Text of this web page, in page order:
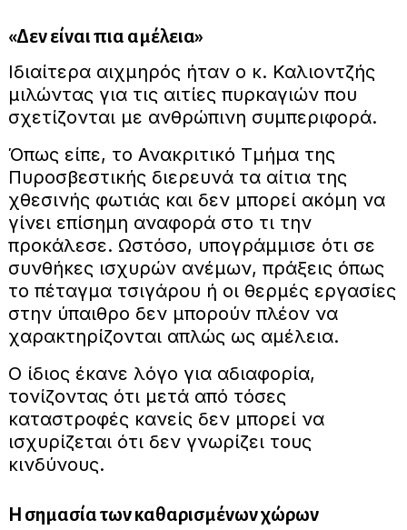
«Δεν είναι πια αμέλεια»
Ιδιαίτερα αιχμηρός ήταν ο κ. Καλιοντζής
μιλώντας για τις αιτίες πυρκαγιών που
σχετίζονται με ανθρώπινη συμπεριφορά.
Όπως είπε, το Ανακριτικό Τμήμα της
Πυροσβεστικής διερευνά τα αίτια της
χθεσινής φωτιάς και δεν μπορεί ακόμη να
γίνει επίσημη αναφορά στο τι την
προκάλεσε. Ωστόσο, υπογράμμισε ότι σε
συνθήκες ισχυρών ανέμων, πράξεις όπως
το πέταγμα τσιγάρου ή οι θερμές εργασίες
στην ύπαιθρο δεν μπορούν πλέον να
χαρακτηρίζονται απλώς ως αμέλεια.
Ο ίδιος έκανε λόγο για αδιαφορία,
τονίζοντας ότι μετά από τόσες
καταστροφές κανείς δεν μπορεί να
ισχυρίζεται ότι δεν γνωρίζει τους
κινδύνους.
Η σημασία των καθαρισμένων χώρων